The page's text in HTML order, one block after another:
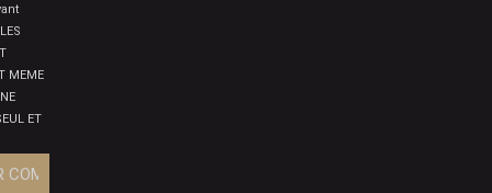
MEME
ET